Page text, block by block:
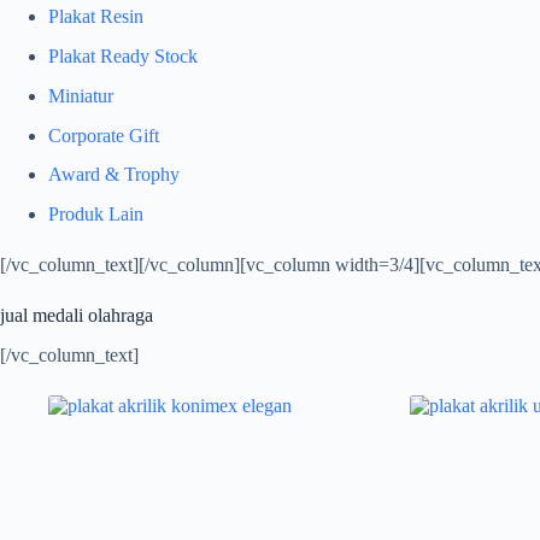
Plakat Resin
Plakat Ready Stock
Miniatur
Corporate Gift
Award & Trophy
Produk Lain
[/vc_column_text][/vc_column][vc_column width=3/
jual medali olahraga
[/vc_column_text]